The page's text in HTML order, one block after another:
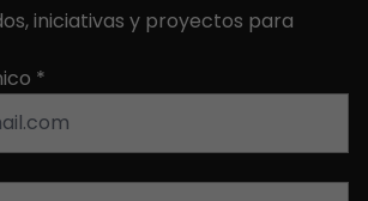
iniciativas y proyectos para
*